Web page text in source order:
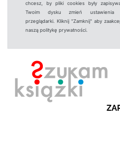
chcesz, by pliki cookies były
Twoim dysku zmień ustawienia
przeglądarki. Kliknij "Zamknij" aby
naszą politykę prywatności.